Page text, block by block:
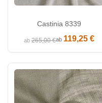
Castinia 8339
ab265,00 €ab 119,25 €